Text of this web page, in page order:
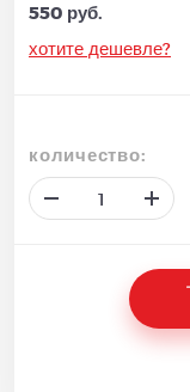
550 руб.
хотите дешевле?
количество: